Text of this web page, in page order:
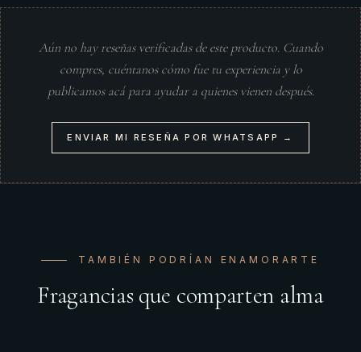
Aún no hay reseñas verificadas de este producto. Cuando
compres, cuéntanos cómo fue tu experiencia y lo
publicamos acá para ayudar a quienes vienen después.
ENVIAR MI RESEÑA POR WHATSAPP →
TAMBIÉN PODRÍAN ENAMORARTE
Fragancias que comparten alma